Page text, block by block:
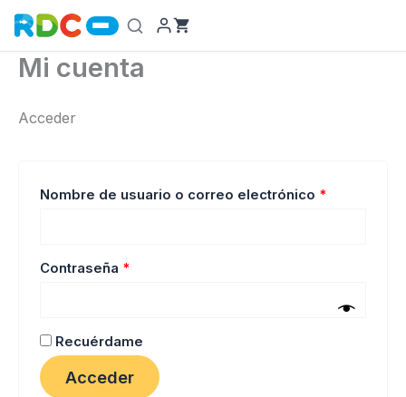
contenido
Mi cuenta
Acceder
Nombre de usuario o correo electrónico *
Contraseña *
Recuérdame
Acceder